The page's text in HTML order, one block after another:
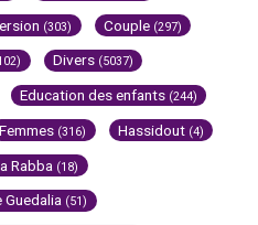
(303) Couple (297)
Divers (5037)
Education des enfants (244)
Femmes (316) Hassidout (4)
Rabba (18)
Guedalia (51)